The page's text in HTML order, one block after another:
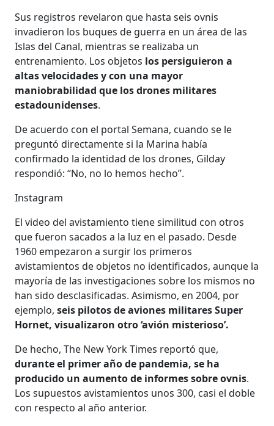
Sus registros revelaron que hasta seis ovnis
invadieron los buques de guerra en un área de las
Islas del Canal, mientras se realizaba un
entrenamiento. Los objetos los persiguieron a
altas velocidades y con una mayor
maniobrabilidad que los drones militares
estadounidenses.
De acuerdo con el portal Semana, cuando se le
preguntó directamente si la Marina había
confirmado la identidad de los drones, Gilday
respondió: “No, no lo hemos hecho”.
Instagram
El video del avistamiento tiene similitud con otros
que fueron sacados a la luz en el pasado. Desde
1960 empezaron a surgir los primeros
avistamientos de objetos no identificados, aunque la
mayoría de las investigaciones sobre los mismos no
han sido desclasificadas. Asimismo, en 2004, por
ejemplo,seis pilotos de aviones militares Super
Hornet, visualizaron otro ‘avión misterioso’.
De hecho, The New York Times reportó que,
durante el primer año de pandemia, se ha
producido un aumento de informes sobre ovnis.
Los supuestos avistamientos unos 300, casi el doble
con respecto al año anterior.